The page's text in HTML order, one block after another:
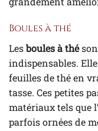
Boules à thé
Lesboules à thé
indispensables.
feuilles de thé en
tasse. Ces petites
matériaux tels que
parfois ornées de